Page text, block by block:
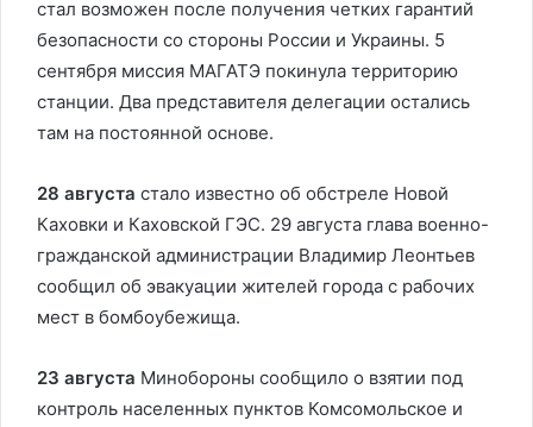
стал возможен после получения четких гарантий
безопасности со стороны России и Украины. 5
сентября миссия МАГАТЭ покинула территорию
станции. Два представителя делегации остались
там на постоянной основе.
28 августа стало известно об обстреле Новой
Каховки и Каховской ГЭС. 29 августа глава военно-
гражданской администрации Владимир Леонтьев
сообщил об эвакуации жителей города с рабочих
мест в бомбоубежища.
23 августа Минобороны сообщило о взятии под
контроль населенных пунктов Комсомольское и